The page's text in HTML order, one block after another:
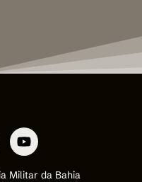
Militar da Bahia